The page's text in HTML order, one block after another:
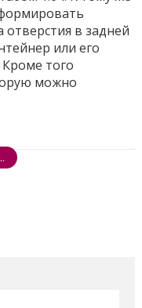
в задней
или его
того
можно